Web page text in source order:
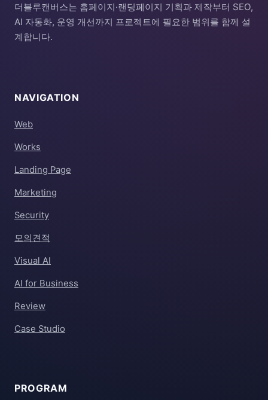
더블루캔버스는 홈페이지·랜딩페이지 기획과 제작부터 SEO,
AI 자동화, 운영 개선까지 프로젝트에 필요한 범위를 함께 설
계합니다.
NAVIGATION
Web
Works
Landing Page
Marketing
Security
모의견적
Visual AI
AI for Business
Review
Case Studio
PROGRAM